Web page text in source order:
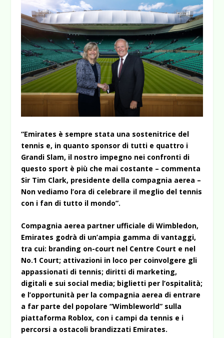
“Emirates è sempre stata una sostenitrice del
tennis e, in quanto sponsor di tutti e quattro i
Grandi Slam, il nostro impegno nei confronti di
questo sport è più che mai costante – commenta
Sir Tim Clark, presidente della compagnia aerea –
Non vediamo l’ora di celebrare il meglio del tennis
con i fan di tutto il mondo”.
Compagnia aerea partner ufficiale di Wimbledon,
Emirates godrà di un’ampia gamma di vantaggi,
tra cui: branding on-court nel Centre Court e nel
No.1 Court; attivazioni in loco per coinvolgere gli
appassionati di tennis; diritti di marketing,
digitali e sui social media; biglietti per l’ospitalità;
e l’opportunità per la compagnia aerea di entrare
a far parte del popolare “Wimbleworld” sulla
piattaforma Roblox, con i campi da tennis e i
percorsi a ostacoli brandizzati Emirates.